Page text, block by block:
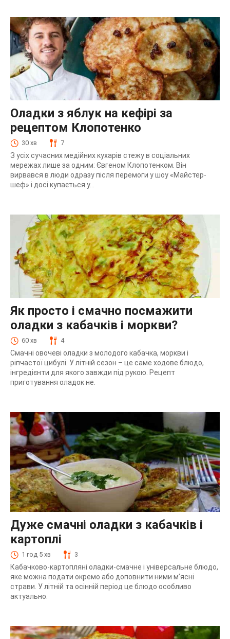
Оладки з яблук на кефірі за
рецептом Клопотенко
30 хв 7
З усіх сучасних медійних кухарів стежу в соціальних
мережах лише за одним: Євгеном Клопотенком. Він
вирвався в люди одразу після перемоги у шоу «Майстер-
шеф» і досі купається у...
Як просто і смачно посмажити
оладки з кабачків і моркви?
60 хв 4
Смачні овочеві оладки з молодого кабачка, моркви і
ріпчастої цибулі. У літній сезон – це саме ходове блюдо,
інгредієнти для якого завжди під рукою. Рецепт
приготування оладок не.
Дуже смачні оладки з кабачків і
картоплі
1 год 5 хв 3
Кабачково-картопляні оладки-смачне і універсальне блюдо,
яке можна подати окремо або доповнити ними м’ясні
страви. У літній та осінній період це блюдо особливо
актуально.